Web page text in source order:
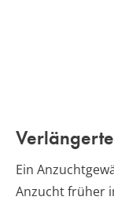
Ein
Anzucht früher